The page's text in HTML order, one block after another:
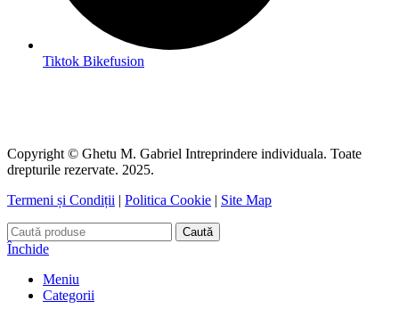
Tiktok Bikefusion
Copyright © Ghetu M. Gabriel Intreprindere individuala. Toate
drepturile rezervate. 2025.
Termeni și Condiții | Politica Cookie | Site Map
Caută
Închide
Meniu
Categorii